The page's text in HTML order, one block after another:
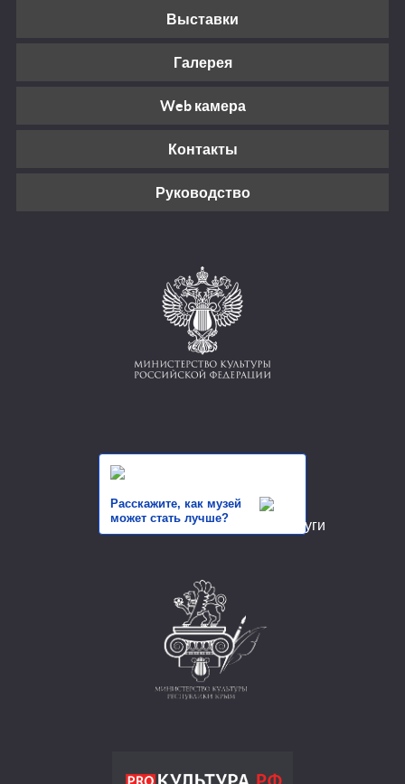
Выставки
Галерея
Web камера
Контакты
Руководство
Расскажите, как музей
может стать лучше?